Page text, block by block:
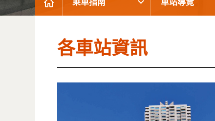
乘車指南 車站導覽
各車站資訊